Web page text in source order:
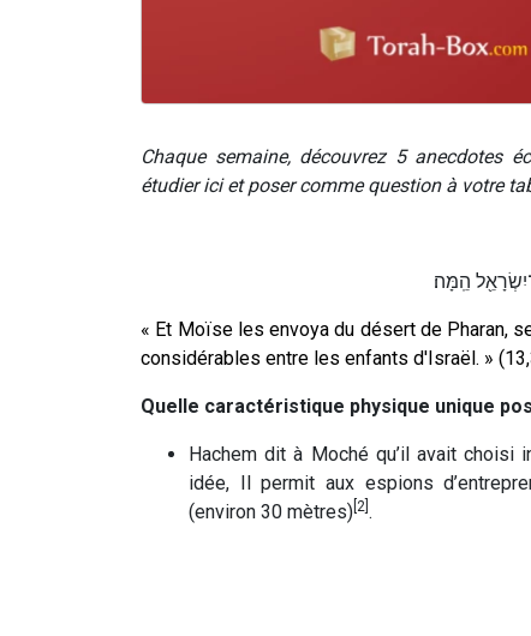
Chaque semaine, découvrez 5 anecdotes
étudier ici et poser comme question à votre
הֵֽמָּה׃
« Et Moïse les envoya du désert de Pharan,
considérables entre les enfants d'Israël. »
Quelle caractéristique physique unique
Hachem dit à Moché qu’il avait
idée, Il permit aux espions
(environ 30 mètres) [2] .